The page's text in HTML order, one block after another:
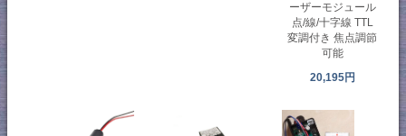
ーザーモジュール
点/線/十字線 TTL
変調付き 焦点調節
可能
20,195円